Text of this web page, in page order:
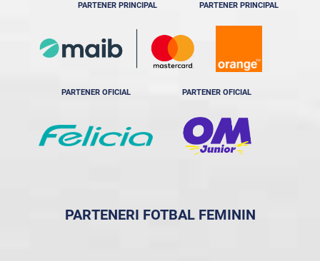
PARTENER PRINCIPAL PARTENER PRINCIPAL
PARTENER OFICIAL PARTENER OFICIAL
PARTENERI FOTBAL FEMININ